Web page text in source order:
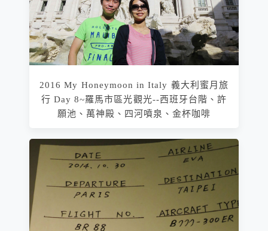
2016 My Honeymoon in Italy 義大利蜜月旅
行 Day 8~羅馬市區光觀光--西班牙台階、許
願池、萬神殿、四河噴泉、金杯咖啡